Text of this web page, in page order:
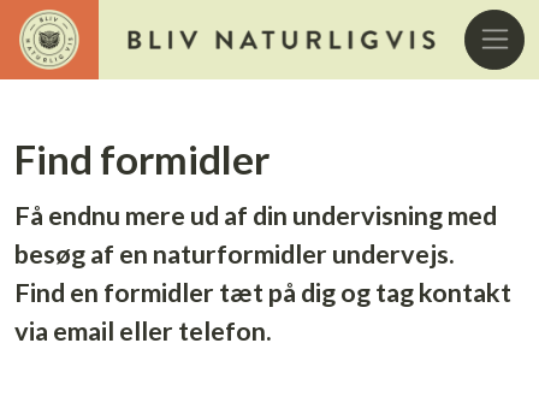
Find formidler
Få endnu mere ud af din undervisning med
besøg af en naturformidler undervejs.
Find en formidler tæt på dig og tag kontakt
via email eller telefon.